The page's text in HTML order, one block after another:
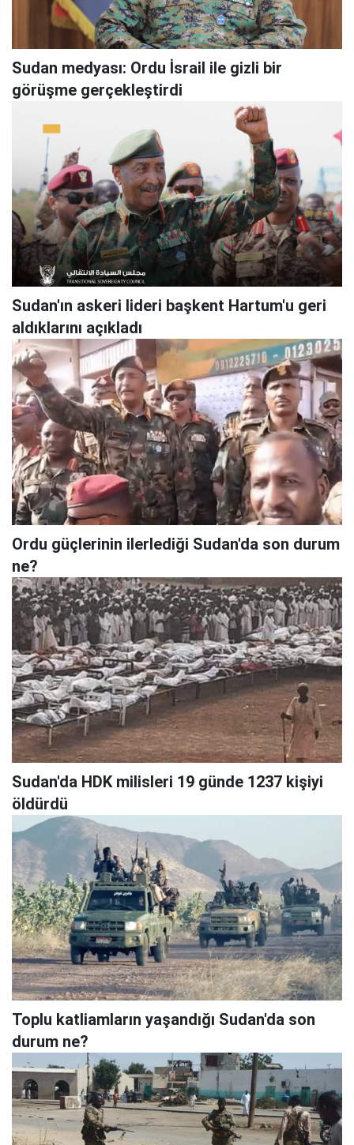
Sudan medyası: Ordu İsrail ile gizli bir
görüşme gerçekleştirdi
Sudan'ın askeri lideri başkent Hartum'u geri
aldıklarını açıkladı
Ordu güçlerinin ilerlediği Sudan'da son durum
ne?
Sudan'da HDK milisleri 19 günde 1237 kişiyi
öldürdü
Toplu katliamların yaşandığı Sudan'da son
durum ne?